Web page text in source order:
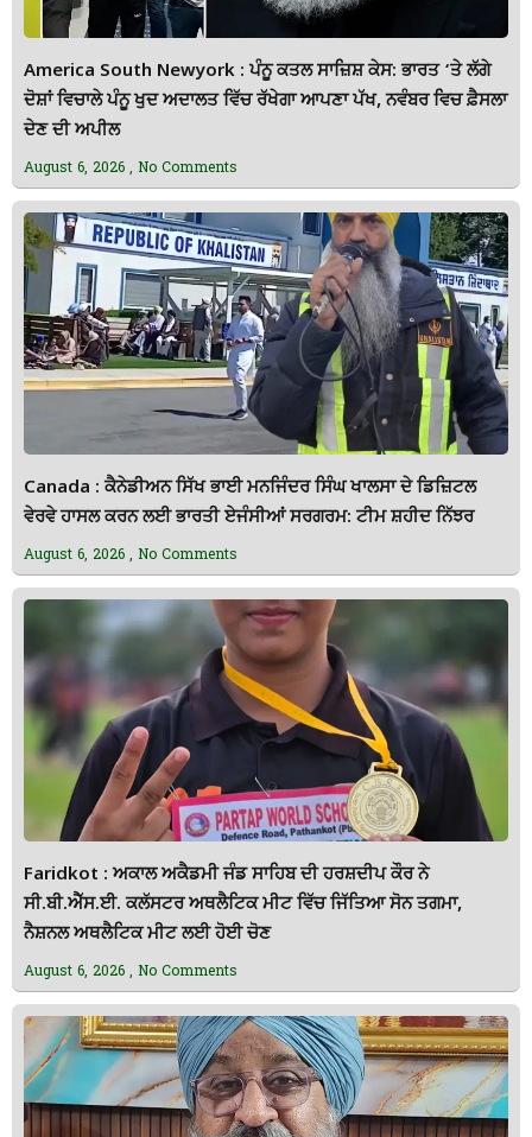
America South Newyork : ਪੰਨੂ ਕਤਲ ਸਾਜ਼ਿਸ਼ ਕੇਸ: ਭਾਰਤ ‘ਤੇ ਲੱਗੇ
ਦੋਸ਼ਾਂ ਵਿਚਾਲੇ ਪੰਨੂ ਖੁਦ ਅਦਾਲਤ ਵਿੱਚ ਰੱਖੇਗਾ ਆਪਣਾ ਪੱਖ, ਨਵੰਬਰ ਵਿਚ ਫ਼ੈਸਲਾ
ਦੇਣ ਦੀ ਅਪੀਲ
August 6, 2026 No Comments
Canada : ਕੈਨੇਡੀਅਨ ਸਿੱਖ ਭਾਈ ਮਨਜਿੰਦਰ ਸਿੰਘ ਖਾਲਸਾ ਦੇ ਡਿਜ਼ਿਟਲ
ਵੇਰਵੇ ਹਾਸਲ ਕਰਨ ਲਈ ਭਾਰਤੀ ਏਜੰਸੀਆਂ ਸਰਗਰਮ: ਟੀਮ ਸ਼ਹੀਦ ਨਿੱਝਰ
August 6, 2026 No Comments
Faridkot : ਅਕਾਲ ਅਕੈਡਮੀ ਜੰਡ ਸਾਹਿਬ ਦੀ ਹਰਸ਼ਦੀਪ ਕੌਰ ਨੇ
ਸੀ.ਬੀ.ਐੱਸ.ਈ. ਕਲੱਸਟਰ ਅਥਲੈਟਿਕ ਮੀਟ ਵਿੱਚ ਜਿੱਤਿਆ ਸੋਨ ਤਗਮਾ,
ਨੈਸ਼ਨਲ ਅਥਲੈਟਿਕ ਮੀਟ ਲਈ ਹੋਈ ਚੋਣ
August 6, 2026 No Comments